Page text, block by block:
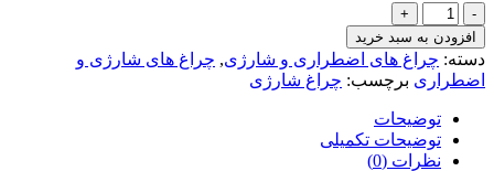
لامپ
شارژی
خورشیدی
سه
باتری
مدل
GZY-
718
افزودن به سبد خرید
دسته: چراغ های اضطراری و شارژی, چراغ های شارژی و
اضطراری برچسب: چراغ شارژی
توضیحات
توضیحات تکمیلی
نظرات (0)